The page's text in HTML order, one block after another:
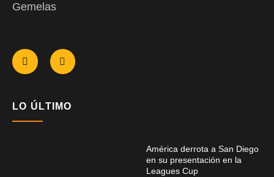
Gemelas
LO ÚLTIMO
América derrota a San Diego
en su presentación en la
Leagues Cup